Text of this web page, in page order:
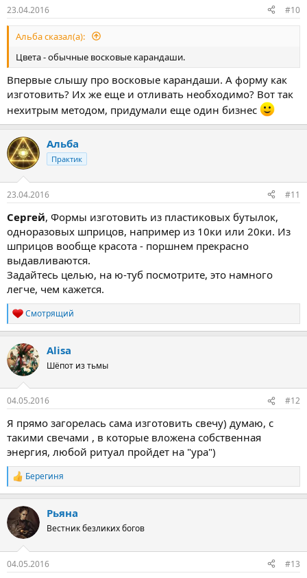
23.04.2016 #10
Альба сказал(а):
Цвета - обычные восковые карандаши.
Впервые слышу про восковые карандаши. А форму как
изготовить? Их же еще и отливать необходимо? Вот так
нехитрым методом, придумали еще один бизнес
Альба
Практик
23.04.2016 #11
Сергей, Формы изготовить из пластиковых бутылок,
одноразовых шприцов, например из 10ки или 20ки. Из
шприцов вообще красота - поршнем прекрасно
выдавливаются.
Задайтесь целью, на ю-туб посмотрите, это намного
легче, чем кажется.
Р
е
к
ц
и
Смотрящий
Alisa
Шёпот из тьмы
04.05.2016 #12
Я прямо загорелась сама изготовить свечу) думаю, с
такими свечами , в которые вложена собственная
энергия, любой ритуал пройдет на "ура")
Р
е
к
ц
и
Берегиня
Рьяна
Вестник безликих богов
04.05.2016 #13